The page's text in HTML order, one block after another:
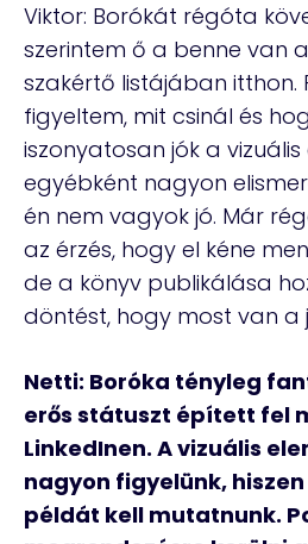
Viktor: Borókát régóta
szerintem ő a benne van a
szakértő listájában itthon.
figyeltem, mit csinál és
iszonyatosan jók a vizuális
egyébként nagyon
én nem vagyok jó. Már
az érzés, hogy el kéne
de a könyv publikálása
döntést, hogy most van a
Netti: Boróka tényleg
erős státuszt épített fel
LinkedInen. A vizuális
nagyon figyelünk,
példát kell mutatnunk.